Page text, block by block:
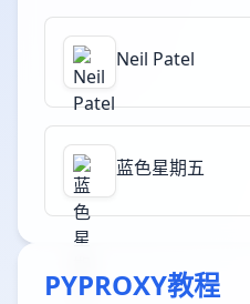
Neil Patel
蓝色星期五
PYPROXY教程